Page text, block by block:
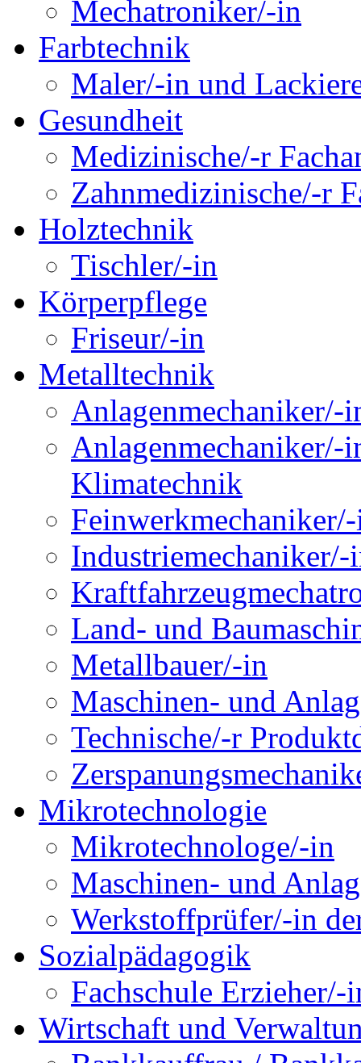
Mechatroniker/-in
Farbtechnik
Maler/-in und
Gesundheit
Medizinische/-r
Zahnmedizinische/-r
Holztechnik
Tischler/-in
Körperpflege
Friseur/-in
Metalltechnik
Anlagenmechaniker/-
Anlagenmechaniker/-
Klimatechnik
Industriemechaniker/-
Land- und
Metallbauer/-in
Maschinen- und
Technische/-r
Mikrotechnologie
Mikrotechnologe/-in
Maschinen- und
Werkstoffprüfer/-in
Sozialpädagogik
Fachschule
Wirtschaft und